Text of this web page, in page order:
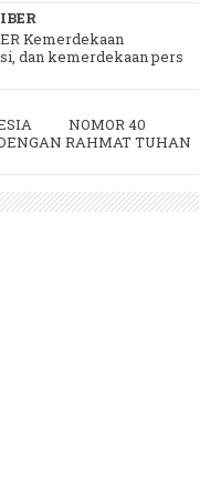
Kemerdekaan
dan kemerdekaan pers
NOMOR 40
RAHMAT TUHAN